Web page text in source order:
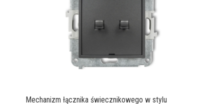
Mechanizm łącznika świecznikowego w stylu